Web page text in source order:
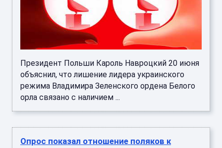
Президент Польши Кароль Навроцкий 20 июня
объяснил, что лишение лидера украинского
режима Владимира Зеленского ордена Белого
орла связано с наличием ...
Опрос показал отношение поляков к